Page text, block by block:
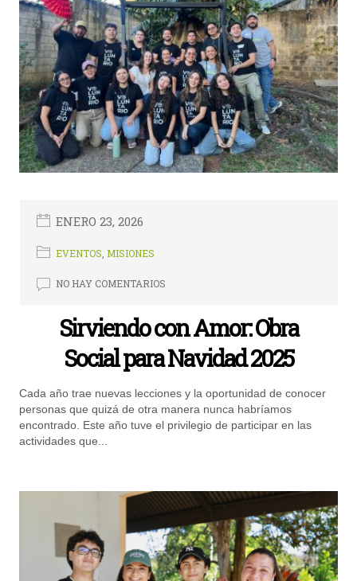
ENERO 23, 2026
EVENTOS MISIONES
NO HAY COMENTARIOS
Sirviendo con Amor: Obra
Social para Navidad 2025
Cada año trae nuevas lecciones y la oportunidad de conocer
personas que quizá de otra manera nunca habríamos
encontrado. Este año tuve el privilegio de participar en las
actividades que...